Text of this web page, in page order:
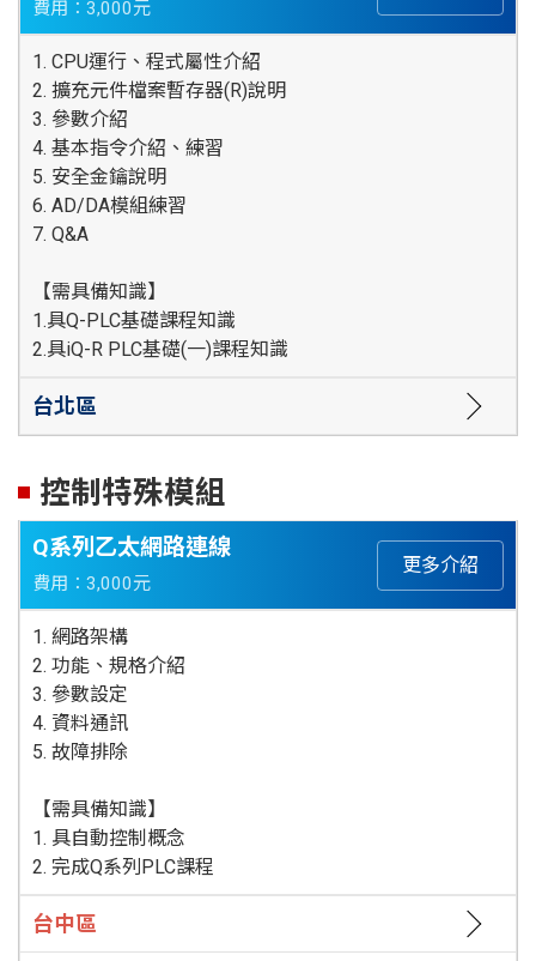
費用：3,000元
1. CPU運行、程式屬性介紹
2. 擴充元件檔案暫存器(R)說明
3. 參數介紹
4. 基本指令介紹、練習
5. 安全金鑰說明
6. AD/DA模組練習
7. Q&A
【需具備知識】
1.具Q-PLC基礎課程知識
2.具iQ-R PLC基礎(一)課程知識
台北區
控制特殊模組
Q系列乙太網路連線
費用：3,000元
更多介紹
1. 網路架構
2. 功能、規格介紹
3. 參數設定
4. 資料通訊
5. 故障排除
【需具備知識】
1. 具自動控制概念
2. 完成Q系列PLC課程
台中區